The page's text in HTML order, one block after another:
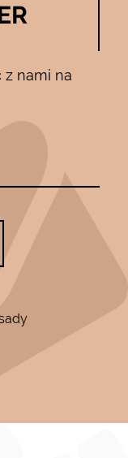
z nami na